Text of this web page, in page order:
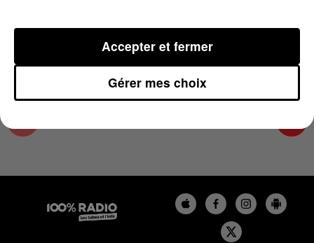
28/06/2023
Gérer mes choix
Accepter et fermer